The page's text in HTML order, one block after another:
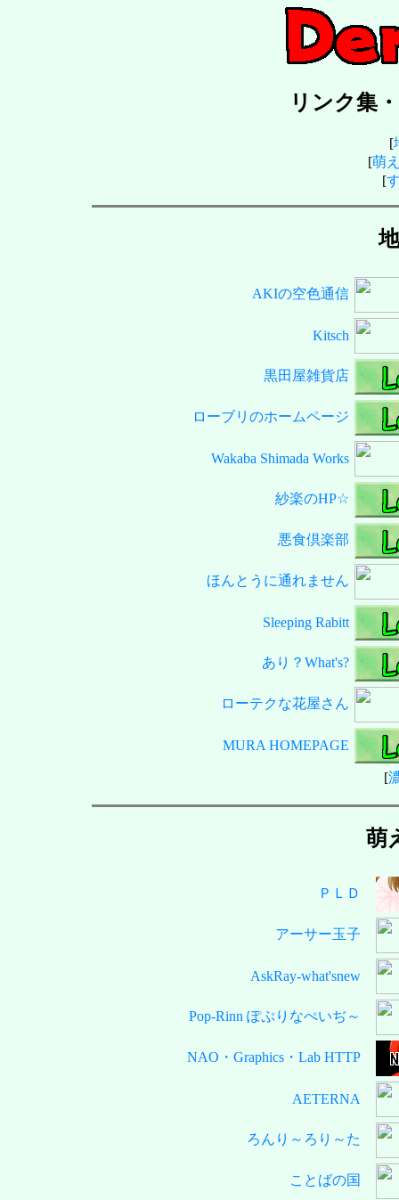
リンク集
[
[萌
[
AKIの空色通信
Kitsch
黒田屋雑貨店
ローブリのホームページ
Wakaba Shimada Works
紗楽のHP☆
悪食倶楽部
ほんとうに通れません
Sleeping Rabitt
あり？What's?
ローテクな花屋さん
MURA HOMEPAGE
[
萌
ＰＬＤ
アーサー玉子
AskRay-what'snew
Pop-Rinn ぽぷりなぺいぢ～
NAO・Graphics・Lab HTTP
AETERNA
ろんり～ろり～た
ことばの国